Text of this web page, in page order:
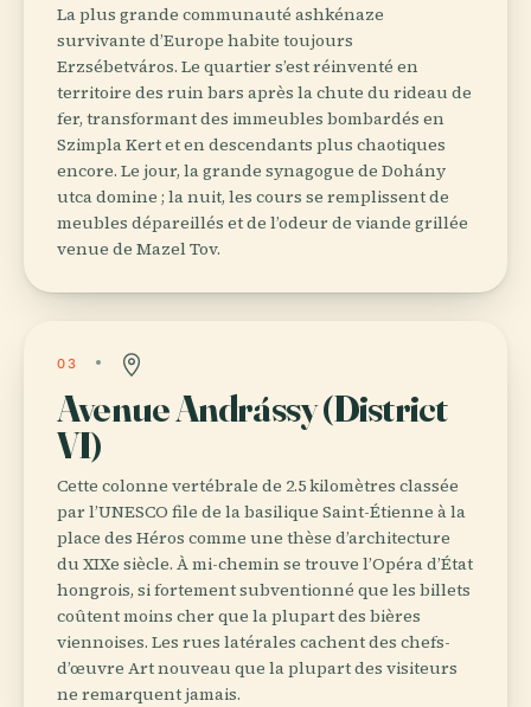
La plus grande communauté ashkénaze
survivante d’Europe habite toujours
Erzsébetváros. Le quartier s’est réinventé en
territoire des ruin bars après la chute du rideau de
fer, transformant des immeubles bombardés en
Szimpla Kert et en descendants plus chaotiques
encore. Le jour, la grande synagogue de Dohány
utca domine ; la nuit, les cours se remplissent de
meubles dépareillés et de l’odeur de viande grillée
venue de Mazel Tov.
03
Avenue Andrássy (District
VI)
Cette colonne vertébrale de 2.5 kilomètres classée
par l’UNESCO file de la basilique Saint-Étienne à la
place des Héros comme une thèse d’architecture
du XIXe siècle. À mi-chemin se trouve l’Opéra d’État
hongrois, si fortement subventionné que les billets
coûtent moins cher que la plupart des bières
viennoises. Les rues latérales cachent des chefs-
d’œuvre Art nouveau que la plupart des visiteurs
ne remarquent jamais.